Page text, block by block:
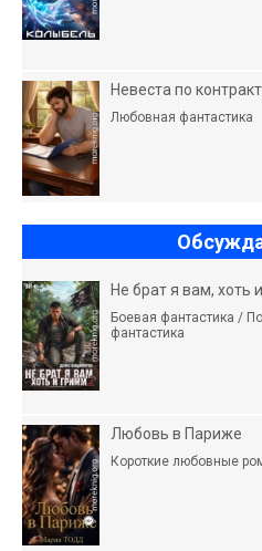
Невеста по
Любовная фантастика
Не брат я вам, хоть
Боевая фантастика /
фантастика
Любовь в Париже
Короткие любовные